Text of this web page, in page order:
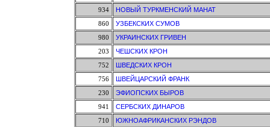
934
НОВЫЙ ТУРКМЕНСКИЙ МАНАТ
860
УЗБЕКСКИХ СУМОВ
980
УКРАИНСКИХ ГРИВЕН
203
ЧЕШСКИХ КРОН
752
ШВЕДСКИХ КРОН
756
ШВЕЙЦАРСКИЙ ФРАНК
230
ЭФИОПСКИХ БЫРОВ
941
СЕРБСКИХ ДИНАРОВ
710
ЮЖНОАФРИКАНСКИХ РЭНДОВ